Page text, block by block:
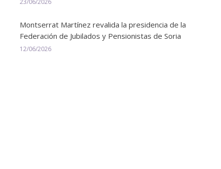
23/06/2026
Montserrat Martínez revalida la presidencia de la
Federación de Jubilados y Pensionistas de Soria
12/06/2026